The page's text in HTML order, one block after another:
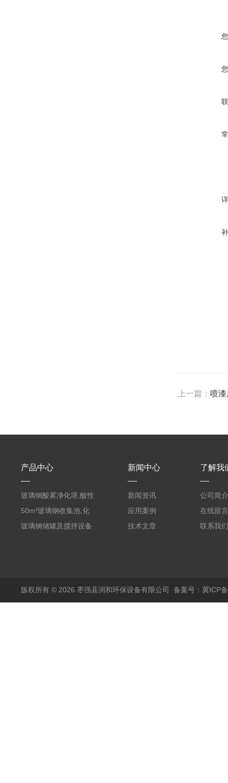
上一篇： 喷
产品中心
玻璃钢酸雾净化塔,酸性
废气洗涤塔处理工艺
50m³玻璃钢收集池,化
粪罐
玻璃钢储罐及搅拌设备
新闻中心
新闻资讯
应用案例
技术文章
了解我
公司简介
在线留言
联系我们
版权所有 © 2026 枣强县润和环保设备有限公司 备案号：冀ICP